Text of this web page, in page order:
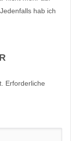
hab ich
Erforderliche